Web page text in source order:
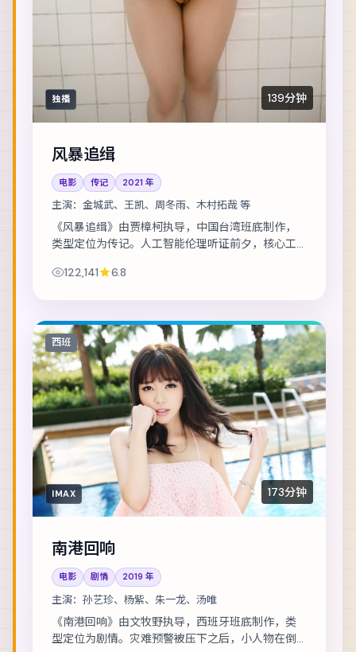
独播 139分钟
风暴追缉
电影 传记 2021 年
主演： 金城武、王凯、周冬雨、木村拓哉 等
《风暴追缉》由贾樟柯执导，中国台湾班底制作，
类型定位为传记。人工智能伦理听证前夕，核心工
等，表演层次丰富。美术与声音设计共同营造沉浸...
122,141 6.8
西班
IMAX 173分钟
南港回响
电影 剧情 2019 年
主演： 孙艺珍、杨紫、朱一龙、汤唯
《南港回响》由文牧野执导，西班牙班底制作，类
型定位为剧情。灾难预警被压下之后，小人物在倒